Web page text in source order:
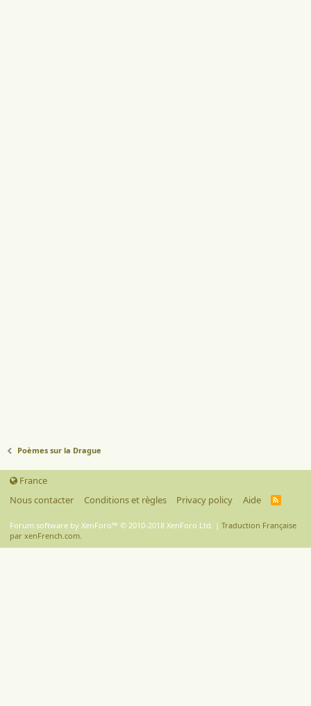
Poèmes sur la Drague
France
Nous contacter
Conditions et règles Privacy policy Aide
R
S
Forum software by XenForo™ © 2010-2018 XenForo Ltd. | Traduction Française
par xenFrench.com.